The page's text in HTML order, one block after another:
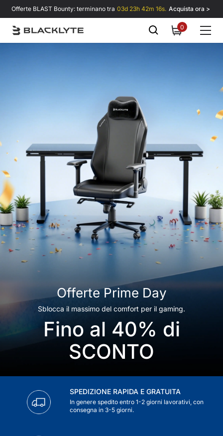
Vai al contenuto
Offerte BLAST Bounty: terminano tra 03d 23h 42m 15s. Acquista ora >
00
items
Offerte Prime Day
Sblocca il massimo del comfort per il gaming.
Fino al 40% di
SCONTO
SPEDIZIONE RAPIDA E GRATUITA
In genere spedito entro 1-2 giorni lavorativi, con
consegna in 3-5 giorni.